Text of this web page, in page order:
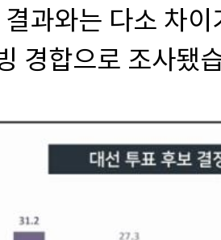
과와는 다소 차
경합으로 조사됐